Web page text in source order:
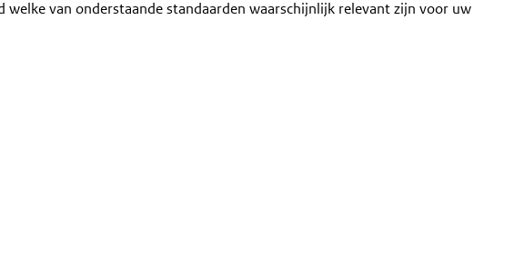
welke van onderstaande standaarden waarschijnlijk relevant zijn voor uw